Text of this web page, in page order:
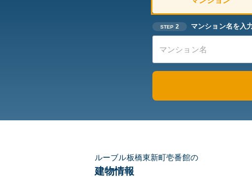
STEP 2 マンション名を入
ルーブル板橋東新町壱番館の
建物情報